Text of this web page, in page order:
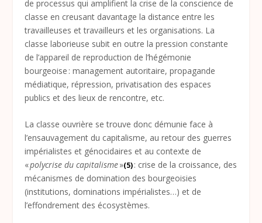
de processus qui amplifient la crise de la conscience de
classe en creusant davantage la distance entre les
travailleuses et travailleurs et les organisations. La
classe laborieuse subit en outre la pression constante
de l’appareil de reproduction de l’hégémonie
bourgeoise : management autoritaire, propagande
médiatique, répression, privatisation des espaces
publics et des lieux de rencontre, etc.
La classe ouvrière se trouve donc démunie face à
l’ensauvagement du capitalisme, au retour des guerres
impérialistes et génocidaires et au contexte de
«polycrise du capitalisme»(5): crise de la croissance, des
mécanismes de domination des bourgeoisies
(institutions, dominations impérialistes…) et de
l’effondrement des écosystèmes.